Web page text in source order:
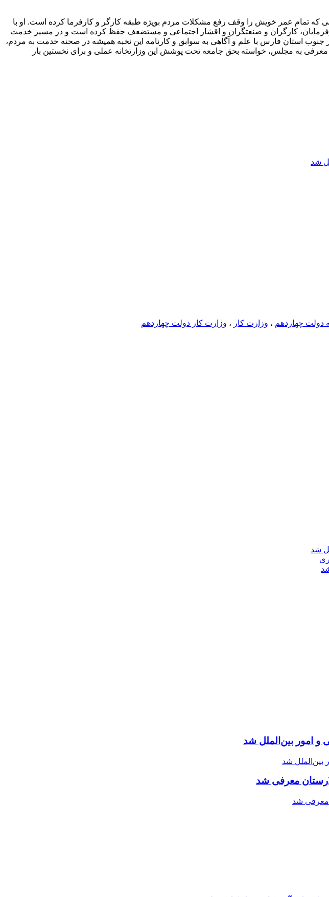
که تمام عمر خویش را وقف رفع مشکلات مردم بویژه طبقه کارگر و کارفرما کرده است. او با
کارگران و صنعتگران و اقشار اجتماعی و مستضعف حفظ کرده است و در مسیر خدمت
جنوب استان فارس با علم و آگاهی به سوابق و کارنامه این نخبه همیشه در صحنه خدمت به مردم،
معرفی به مجلس، خواسته بحق جامعه تحت پوشش این وزارتخانه عملی و برای نخستین بار
شد
دولت چهاردهم ، وزارت کار ، وزارت کار دولت چهاردهم
شد
و امور بین‌الملل شد
معرفی شد